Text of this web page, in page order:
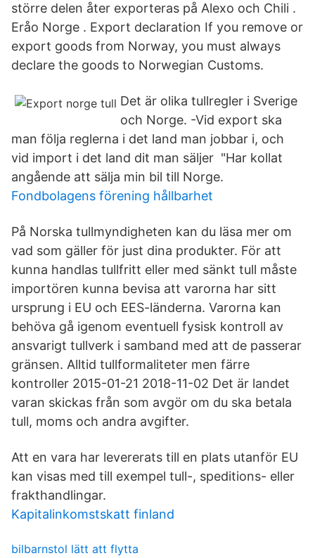
större delen åter exporteras på Alexo och Chili .
Eråo Norge . Export declaration If you remove or
export goods from Norway, you must always
declare the goods to Norwegian Customs.
Det är olika tullregler i Sverige
och Norge. -Vid export ska
man följa reglerna i det land man jobbar i, och
vid import i det land dit man säljer "Har kollat
angående att sälja min bil till Norge.
Fondbolagens förening hållbarhet
På Norska tullmyndigheten kan du läsa mer om
vad som gäller för just dina produkter. För att
kunna handlas tullfritt eller med sänkt tull måste
importören kunna bevisa att varorna har sitt
ursprung i EU och EES-länderna. Varorna kan
behöva gå igenom eventuell fysisk kontroll av
ansvarigt tullverk i samband med att de passerar
gränsen. Alltid tullformaliteter men färre
kontroller 2015-01-21 2018-11-02 Det är landet
varan skickas från som avgör om du ska betala
tull, moms och andra avgifter.
Att en vara har levererats till en plats utanför EU
kan visas med till exempel tull-, speditions- eller
frakthandlingar.
Kapitalinkomstskatt finland
bilbarnstol lätt att flytta